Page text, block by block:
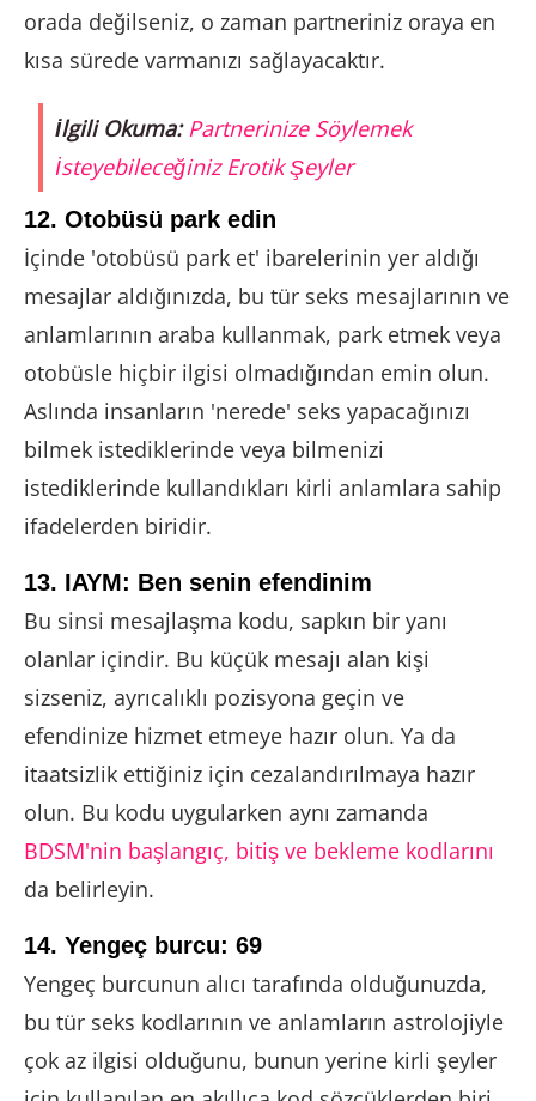
orada değilseniz, o zaman partneriniz oraya en
kısa sürede varmanızı sağlayacaktır.
İlgili Okuma:Partnerinize Söylemek
İsteyebileceğiniz Erotik Şeyler
12. Otobüsü park edin
İçinde 'otobüsü park et' ibarelerinin yer aldığı
mesajlar aldığınızda, bu tür seks mesajlarının ve
anlamlarının araba kullanmak, park etmek veya
otobüsle hiçbir ilgisi olmadığından emin olun.
Aslında insanların 'nerede' seks yapacağınızı
bilmek istediklerinde veya bilmenizi
istediklerinde kullandıkları kirli anlamlara sahip
ifadelerden biridir.
13. IAYM: Ben senin efendinim
Bu sinsi mesajlaşma kodu, sapkın bir yanı
olanlar içindir. Bu küçük mesajı alan kişi
sizseniz, ayrıcalıklı pozisyona geçin ve
efendinize hizmet etmeye hazır olun. Ya da
itaatsizlik ettiğiniz için cezalandırılmaya hazır
olun. Bu kodu uygularken aynı zamanda
BDSM'nin başlangıç, bitiş ve bekleme kodlarını
da belirleyin.
14. Yengeç burcu: 69
Yengeç burcunun alıcı tarafında olduğunuzda,
bu tür seks kodlarının ve anlamların astrolojiyle
çok az ilgisi olduğunu, bunun yerine kirli şeyler